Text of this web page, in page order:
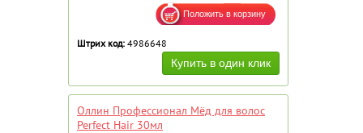
Штрих код: 4986648
Оллин Профессионал Мёд для волос
Perfect Hair 30мл